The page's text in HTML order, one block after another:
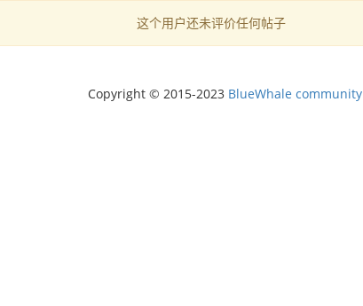
这个用户还未评价任何帖子
Copyright © 2015-2023 BlueWhale community